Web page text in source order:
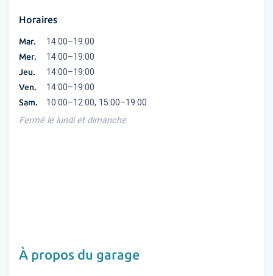
Horaires
Mar. 14:00–19:00
Mer. 14:00–19:00
Jeu. 14:00–19:00
Ven. 14:00–19:00
Sam.
10:00–12:00, 15:00–19:00
Fermé le lundi et dimanche
À propos du garage